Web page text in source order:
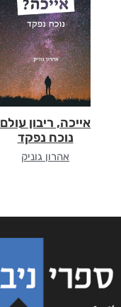
אייכה, ריבון עולם
נוכח נפקד
אהרון גוניק